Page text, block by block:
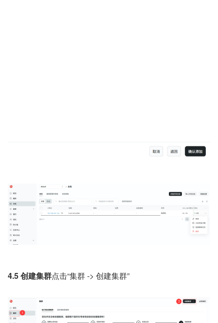
4.5 创建集群点击“集群 -> 创建集群”